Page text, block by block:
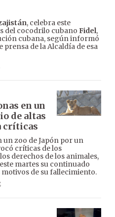
, celebra este
del cocodrilo cubano Fidel,
cubana, según informó
prensa de la Alcaldía de esa
en un
de altas
críticas
un zoo de Japón por un
críticas de los
derechos de los animales,
martes su continuado
de su fallecimiento.